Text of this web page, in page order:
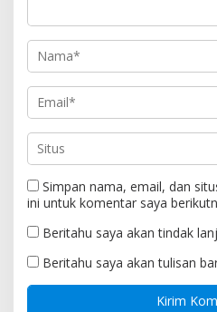
Simpan nama, email, dan
ini untuk komentar saya
Beritahu saya akan tindak
Beritahu saya akan tulisan